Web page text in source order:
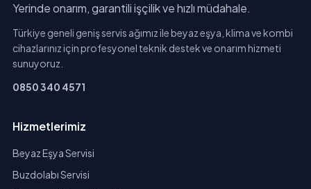
Yerinde onarım, garantili işçilik ve hızlı müdahale.
Türkiye geneli geniş servis ağımız ile beyaz eşya, klima ve kombi
cihazlarınız için profesyonel teknik destek ve onarım hizmeti
sunuyoruz.
0850 340 4571
Hizmetlerimiz
Beyaz Eşya Servisi
Buzdolabı Servisi